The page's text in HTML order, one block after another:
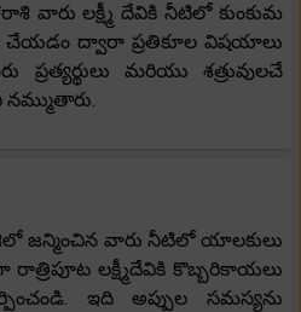
వారు లక్ష్మీ దేవికి నీటిలో కుంకుమ
ద్వారా ప్రతికూల విషయాలు
మరియు శత్రువులచే
జన్మించిన వారు నీటిలో యాలకులు
లక్ష్మీదేవికి కొబ్బరికాయలు
ఇది అప్పుల సమస్యను